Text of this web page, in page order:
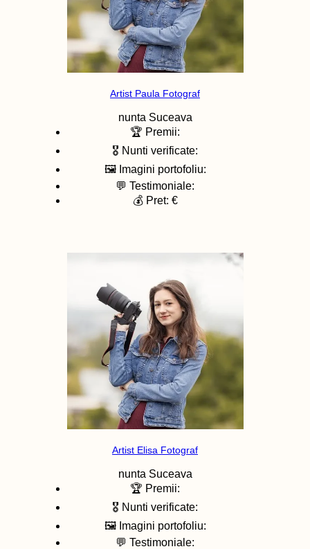
Artist Paula Fotograf
nunta Suceava
🏆 Premii:
🎖️ Nunti verificate:
🖼️ Imagini portofoliu:
💬 Testimoniale:
💰 Pret: €
Artist Elisa Fotograf
nunta Suceava
🏆 Premii:
🎖️ Nunti verificate:
🖼️ Imagini portofoliu:
💬 Testimoniale: